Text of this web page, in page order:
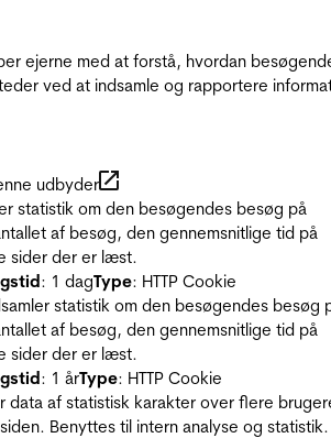
ejerne med at forstå, hvordan
ved at indsamle og rapportere
udbyder
statistik om den besøgendes besøg på
af besøg, den gennemsnitlige tid på
sider der er læst.
: 1 dagType: HTTP Cookie
statistik om den besøgendes besøg
af besøg, den gennemsnitlige tid på
sider der er læst.
: 1 årType: HTTP Cookie
data af statistisk karakter over flere
Benyttes til intern analyse og statistik.